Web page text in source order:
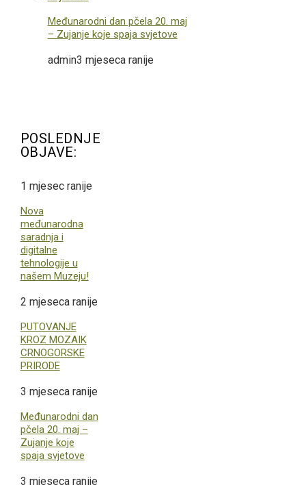
Međunarodni dan pčela 20. maj
– Zujanje koje spaja svjetove
admin3 mjeseca ranije
POSLEDNJE
OBJAVE:
1 mjesec ranije
Nova
međunarodna
saradnja i
digitalne
tehnologije u
našem Muzeju!
2 mjeseca ranije
PUTOVANJE
KROZ MOZAIK
CRNOGORSKE
PRIRODE
3 mjeseca ranije
Međunarodni dan
pčela 20. maj –
Zujanje koje
spaja svjetove
3 mjeseca ranije